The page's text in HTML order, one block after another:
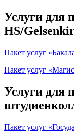
Услуги для
HS/
Пакет услуг
Пакет услуг
Услуги для
Пакет услуг